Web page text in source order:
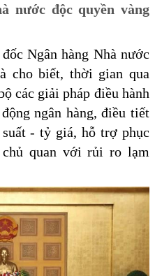
nước độc quyền vàng
Ngân hàng Nhà nước
cho biết, thời gian qua
các giải pháp điều hành
ngân hàng, điều tiết
- tỷ giá, hỗ trợ phục
quan với rủi ro lạm